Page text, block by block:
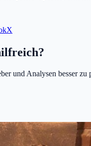
X
und Analysen besser zu